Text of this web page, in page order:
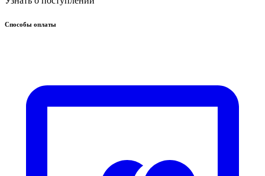
Способы оплаты